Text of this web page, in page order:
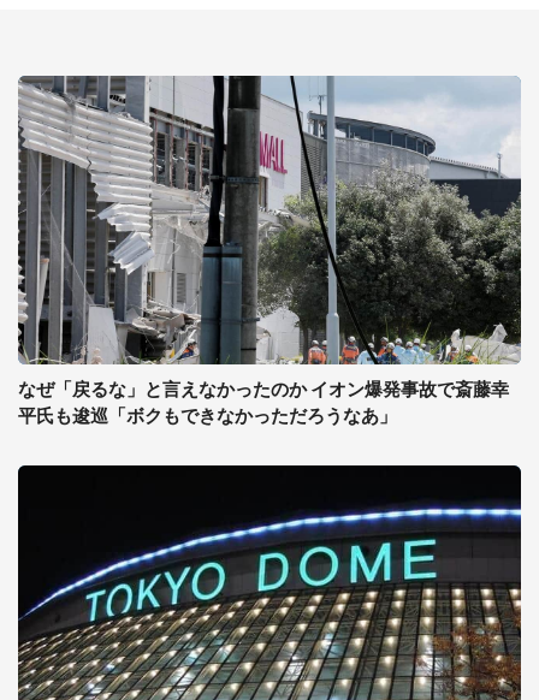
なぜ「戻るな」と言えなかったのか イオン爆発事故で斎藤幸
平氏も逡巡「ボクもできなかっただろうなあ」